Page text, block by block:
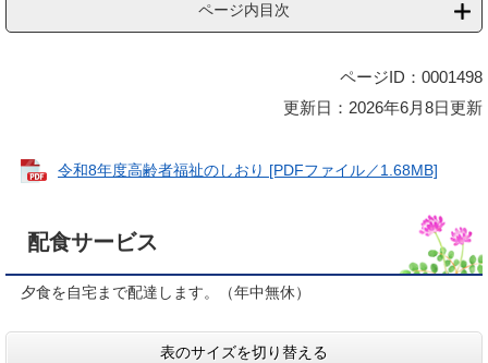
ページ内目次
ページID：0001498
更新日：2026年6月8日更新
令和8年度高齢者福祉のしおり [PDFファイル／1.68MB]
配食サービス
夕食を自宅まで配達します。（年中無休）
表のサイズを切り替える